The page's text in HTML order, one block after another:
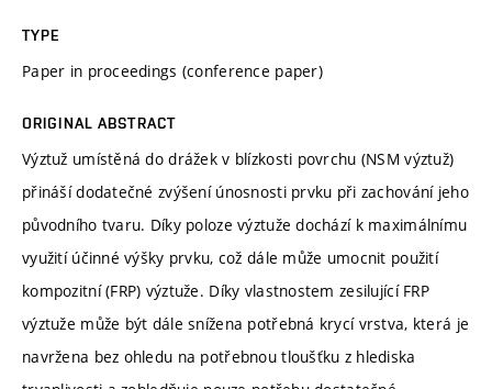
TYPE
Paper in proceedings (conference paper)
ORIGINAL ABSTRACT
Výztuž umístěná do drážek v blízkosti povrchu (NSM výztuž)
přináší dodatečné zvýšení únosnosti prvku při zachování jeho
původního tvaru. Díky poloze výztuže dochází k maximálnímu
využití účinné výšky prvku, což dále může umocnit použití
kompozitní (FRP) výztuže. Díky vlastnostem zesilující FRP
výztuže může být dále snížena potřebná krycí vrstva, která je
navržena bez ohledu na potřebnou tloušťku z hlediska